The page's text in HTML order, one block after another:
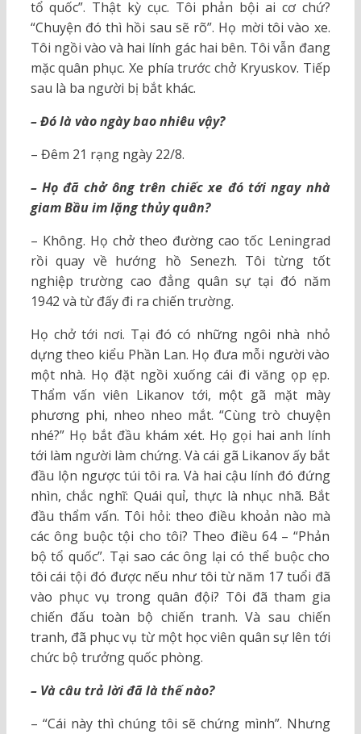
tổ quốc”. Thật kỳ cục. Tôi phản bội ai cơ chứ?
“Chuyện đó thì hồi sau sẽ rõ”. Họ mời tôi vào xe.
Tôi ngồi vào và hai lính gác hai bên. Tôi vẫn đang
mặc quân phục. Xe phía trước chở Kryuskov. Tiếp
sau là ba người bị bắt khác.
– Đó là vào ngày bao nhiêu vậy?
– Đêm 21 rạng ngày 22/8.
– Họ đã chở ông trên chiếc xe đó tới ngay nhà
giam Bầu im lặng thủy quân?
– Không. Họ chở theo đường cao tốc Leningrad
rồi quay về hướng hồ Senezh. Tôi từng tốt
nghiệp trường cao đẳng quân sự tại đó năm
1942 và từ đấy đi ra chiến trường.
Họ chở tới nơi. Tại đó có những ngôi nhà nhỏ
dựng theo kiểu Phần Lan. Họ đưa mỗi người vào
một nhà. Họ đặt ngồi xuống cái đi văng ọp ẹp.
Thẩm vấn viên Likanov tới, một gã mặt mày
phương phi, nheo nheo mắt. “Cùng trò chuyện
nhé?” Họ bắt đầu khám xét. Họ gọi hai anh lính
tới làm người làm chứng. Và cái gã Likanov ấy bắt
đầu lộn ngược túi tôi ra. Và hai cậu lính đó đứng
nhìn, chắc nghĩ: Quái quỉ, thực là nhục nhã. Bắt
đầu thẩm vấn. Tôi hỏi: theo điều khoản nào mà
các ông buộc tội cho tôi? Theo điều 64 – “Phản
bộ tổ quốc”. Tại sao các ông lại có thể buộc cho
tôi cái tội đó được nếu như tôi từ năm 17 tuổi đã
vào phục vụ trong quân đội? Tôi đã tham gia
chiến đấu toàn bộ chiến tranh. Và sau chiến
tranh, đã phục vụ từ một học viên quân sự lên tới
chức bộ trưởng quốc phòng.
– Và câu trả lời đã là thế nào?
– “Cái này thì chúng tôi sẽ chứng mình”. Nhưng